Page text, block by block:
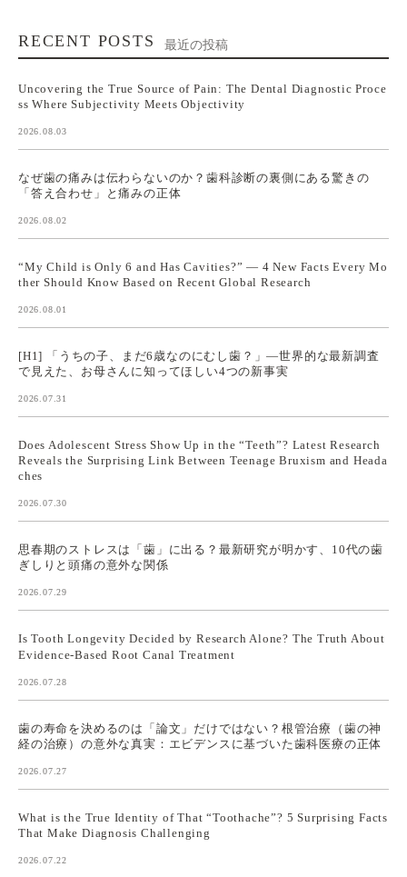
RECENT POSTS 最近の投稿
Uncovering the True Source of Pain: The Dental Diagnostic Proce
ss Where Subjectivity Meets Objectivity
2026.08.03
なぜ歯の痛みは伝わらないのか？歯科診断の裏側にある驚きの
「答え合わせ」と痛みの正体
2026.08.02
“My Child is Only 6 and Has Cavities?” — 4 New Facts Every Mo
ther Should Know Based on Recent Global Research
2026.08.01
[H1] 「うちの子、まだ6歳なのにむし歯？」—世界的な最新調査
で見えた、お母さんに知ってほしい4つの新事実
2026.07.31
Does Adolescent Stress Show Up in the “Teeth”? Latest Research
Reveals the Surprising Link Between Teenage Bruxism and Heada
ches
2026.07.30
思春期のストレスは「歯」に出る？最新研究が明かす、10代の歯
ぎしりと頭痛の意外な関係
2026.07.29
Is Tooth Longevity Decided by Research Alone? The Truth About
Evidence-Based Root Canal Treatment
2026.07.28
歯の寿命を決めるのは「論文」だけではない？根管治療（歯の神
経の治療）の意外な真実：エビデンスに基づいた歯科医療の正体
2026.07.27
What is the True Identity of That “Toothache”? 5 Surprising Facts
That Make Diagnosis Challenging
2026.07.22